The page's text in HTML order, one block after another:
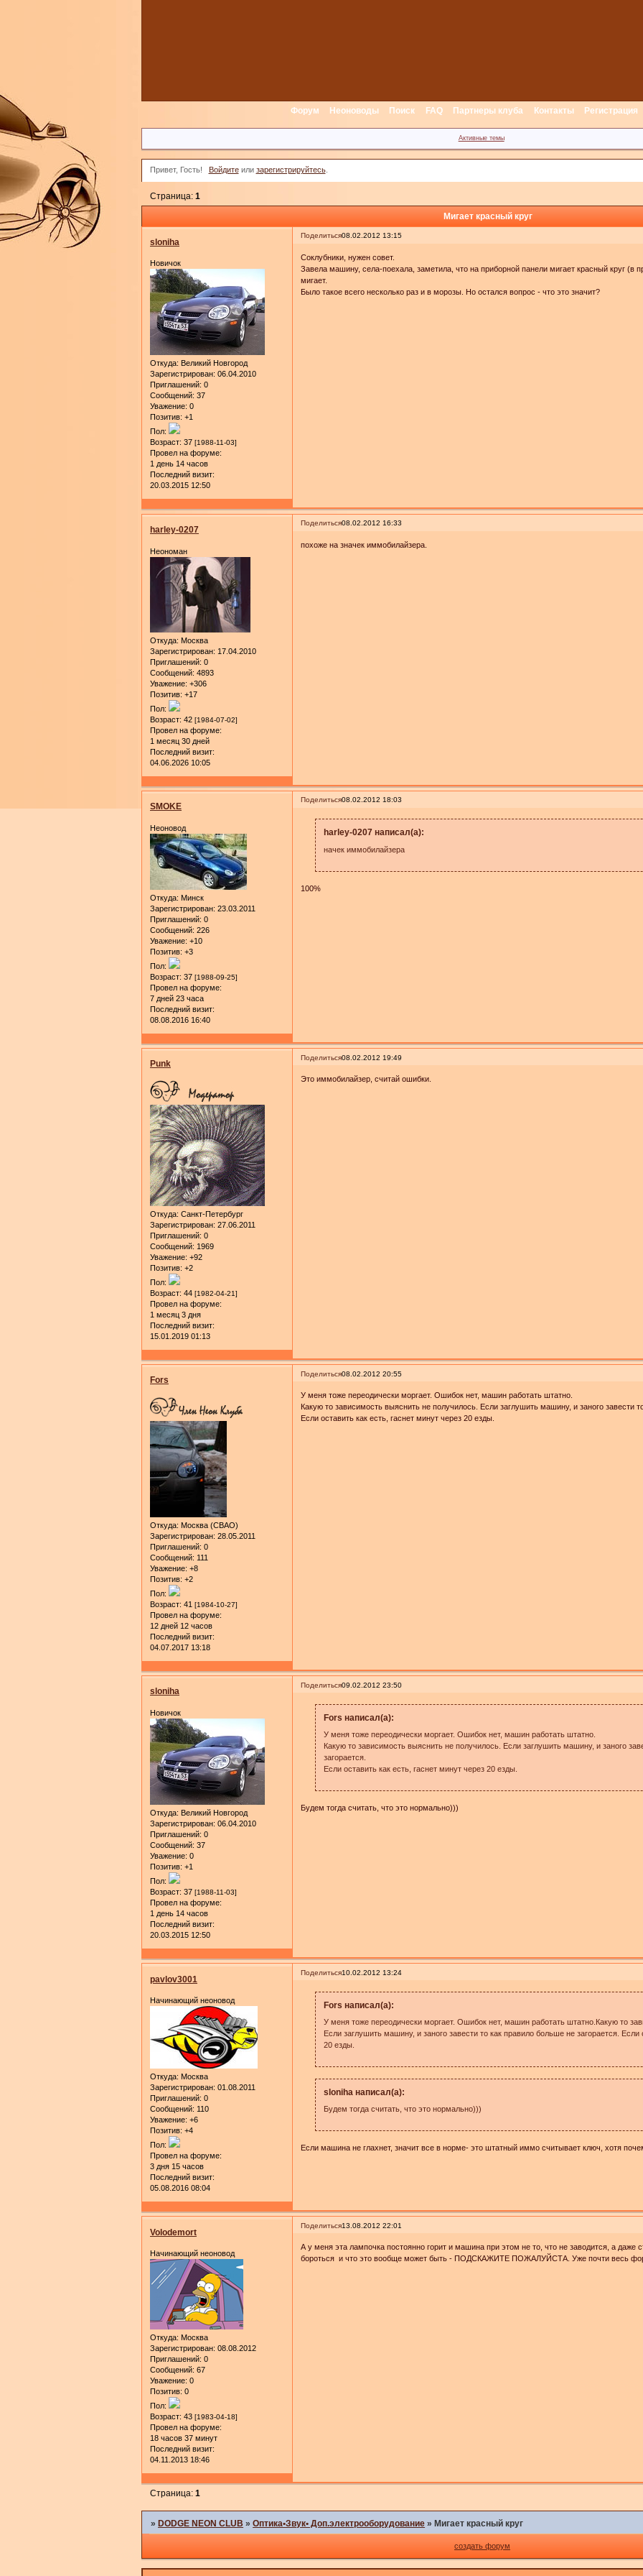
Форум Неоноводы Поиск FAQ Партнеры клуба Контакты Регистрация
Активные темы
Привет, Гость! Войдитеили зарегистрируйтесь.
Мигает красный круг
Страница:1
Поделиться08.02.2012 13:15
sloniha
Новичок
Откуда: Великий Новгород
Зарегистрирован: 06.04.2010
Приглашений: 0
Сообщений: 37
Уважение: 0
Позитив: +1
Пол:
Возраст: 37 [1988-11-03]
Провел на форуме:
1 день 14 часов
Последний визит:
20.03.2015 12:50
Соклубники, нужен совет.
Завела машину, села-поехала, заметила, что на приборной панели мигает красный круг (в
мигает.
Было такое всего несколько раз и в морозы. Но остался вопрос - что это значит?
Поделиться08.02.2012 16:33
harley-0207
Неономан
Откуда: Москва
Зарегистрирован: 17.04.2010
Приглашений: 0
Сообщений: 4893
Уважение: +306
Позитив: +17
Пол:
Возраст: 42 [1984-07-02]
Провел на форуме:
1 месяц 30 дней
Последний визит:
04.06.2026 10:05
похоже на значек иммобилайзера.
Поделиться08.02.2012 18:03
SMOKE
Неоновод
Откуда: Минск
Зарегистрирован: 23.03.2011
Приглашений: 0
Сообщений: 226
Уважение: +10
Позитив: +3
Пол:
Возраст: 37 [1988-09-25]
Провел на форуме:
7 дней 23 часа
Последний визит:
08.08.2016 16:40
harley-0207 написал(а):
начек иммобилайзера
100%
Поделиться08.02.2012 19:49
Punk
Откуда: Санкт-Петербург
Зарегистрирован: 27.06.2011
Приглашений: 0
Сообщений: 1969
Уважение: +92
Позитив: +2
Пол:
Возраст: 44 [1982-04-21]
Провел на форуме:
1 месяц 3 дня
Последний визит:
15.01.2019 01:13
Это иммобилайзер, считай ошибки.
Поделиться08.02.2012 20:55
Fors
Откуда: Москва (СВАО)
Зарегистрирован: 28.05.2011
Приглашений: 0
Сообщений: 111
Уважение: +8
Позитив: +2
Пол:
Возраст: 41 [1984-10-27]
Провел на форуме:
12 дней 12 часов
Последний визит:
04.07.2017 13:18
У меня тоже переодически моргает. Ошибок нет, машин работать штатно.
Какую то зависимость выяснить не получилось. Если заглушить машину, и заного завести
Если оставить как есть, гаснет минут через 20 езды.
Поделиться09.02.2012 23:50
sloniha
Новичок
Откуда: Великий Новгород
Зарегистрирован: 06.04.2010
Приглашений: 0
Сообщений: 37
Уважение: 0
Позитив: +1
Пол:
Возраст: 37 [1988-11-03]
Провел на форуме:
1 день 14 часов
Последний визит:
20.03.2015 12:50
Fors написал(а):
У меня тоже переодически моргает. Ошибок нет, машин работать штатно.
Какую то зависимость выяснить не получилось. Если заглушить машину, и заного
загорается.
Если оставить как есть, гаснет минут через 20 езды.
Будем тогда считать, что это нормально)))
Поделиться10.02.2012 13:24
pavlov3001
Начинающий неоновод
Откуда: Москва
Зарегистрирован: 01.08.2011
Приглашений: 0
Сообщений: 110
Уважение: +6
Позитив: +4
Пол:
Провел на форуме:
3 дня 15 часов
Последний визит:
05.08.2016 08:04
Fors написал(а):
У меня тоже переодически моргает. Ошибок нет, машин работать штатно.Какую то
Если заглушить машину, и заного завести то как правило больше не загорается. Если
20 езды.
sloniha написал(а):
Будем тогда считать, что это нормально)))
Если машина не глахнет, значит все в норме- это штатный иммо считывает ключ, хотя
Поделиться13.08.2012 22:01
Volodemort
Начинающий неоновод
Откуда: Москва
Зарегистрирован: 08.08.2012
Приглашений: 0
Сообщений: 67
Уважение: 0
Позитив: 0
Пол:
Возраст: 43 [1983-04-18]
Провел на форуме:
18 часов 37 минут
Последний визит:
04.11.2013 18:46
А у меня эта лампочка постоянно горит и машина при этом не то, что не заводится, а даже
бороться и что это вообще может быть - ПОДСКАЖИТЕ ПОЖАЛУЙСТА. Уже почти весь
Страница:1
»DODGE NEON CLUB »Оптика•Звук• Доп.электрооборудование »Мигает красный круг
создать форум